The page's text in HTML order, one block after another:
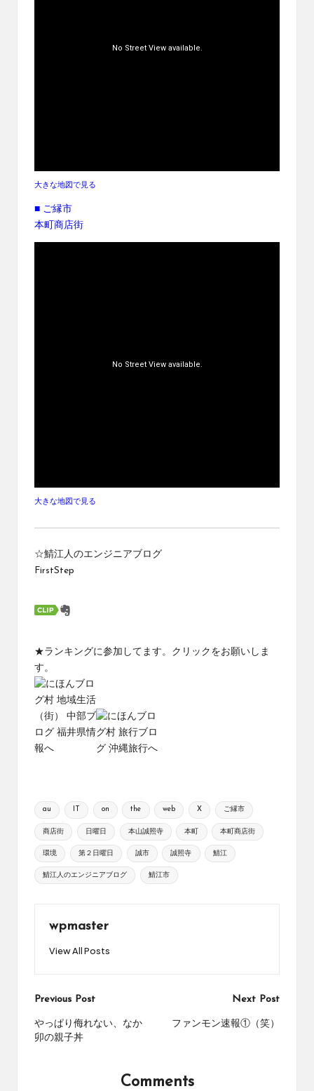
大きな地図で見る
■ ご縁市
本町商店街
大きな地図で見る
☆鯖江人のエンジニアブログ
FirstStep
★ランキングに参加してます。クリックをお願いしま
す。
Tags:
au IT on the web X ご縁市
商店街 日曜日 本山誠照寺 本町 本町商店街
環境 第２日曜日 誠市 誠照寺 鯖江
鯖江人のエンジニアブログ 鯖江市
wpmaster
View All Posts
Post
navigation
Previous Post
やっぱり侮れない、なか
卯の親子丼
Next Post
ファンモン速報①（笑）
Comments